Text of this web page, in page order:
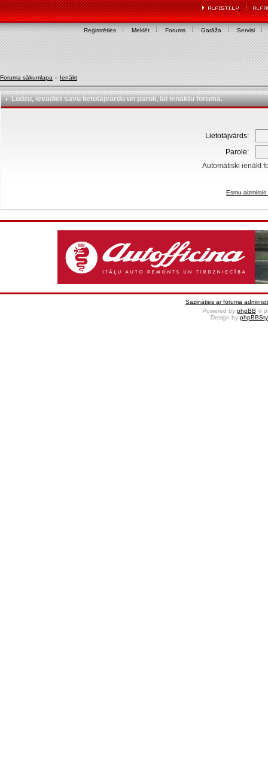
Reģistrēties Meklēt Forums Garāža Servisi
Foruma sākumlapa » Ienākt
Lūdzu, ievadiet savu lietotājvārdu un paroli, lai ienāktu forumā.
Lietotājvārds:
Parole:
Automātiski ienākt
Esmu
Sazināties ar foruma
Powered by phpBB ©
Design by